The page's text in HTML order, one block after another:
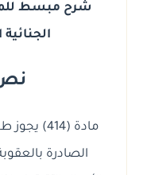
نص
مادة (414)
الصادرة